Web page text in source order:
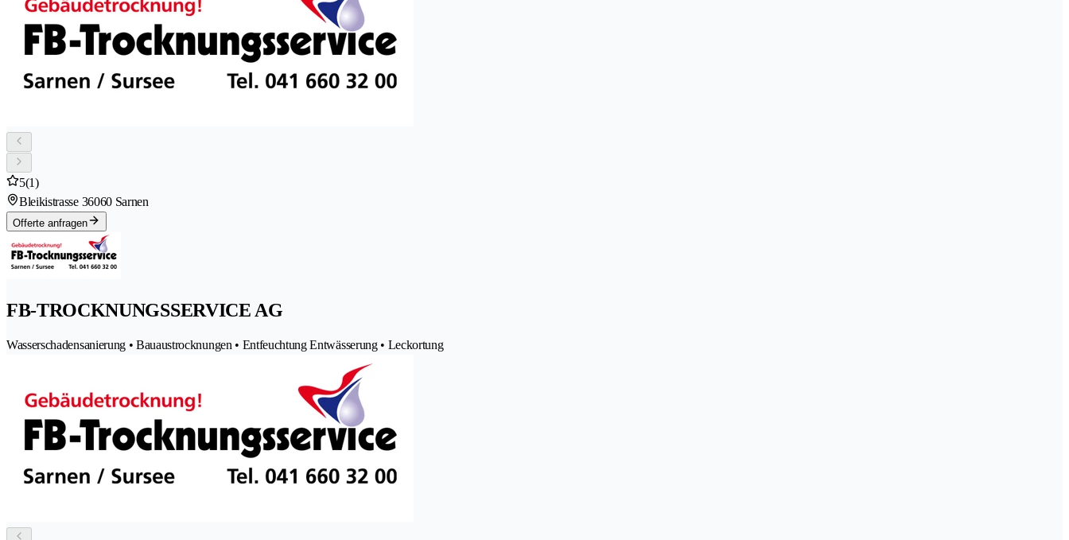
5(1)
Bleikistrasse 36060 Sarnen
Offerte anfragen
FB-TROCKNUNGSSERVICE AG
Wasserschadensanierung • Bauaustrocknungen • Entfeuchtung Entwässerung • Leckortung